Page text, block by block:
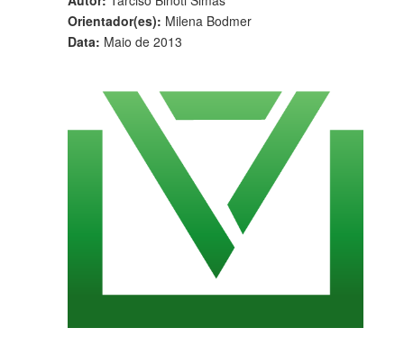
Orientador(es): Milena Bodmer
Data: Maio de 2013